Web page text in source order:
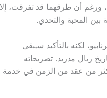
ورغم أن طرقهما قد تفرقت، إلا
بين المحبة والتحدي.
لكنه بالتأكيد سيبقى
ريال مدريد. تصريحاته
من عقد من الزمن في خدمة